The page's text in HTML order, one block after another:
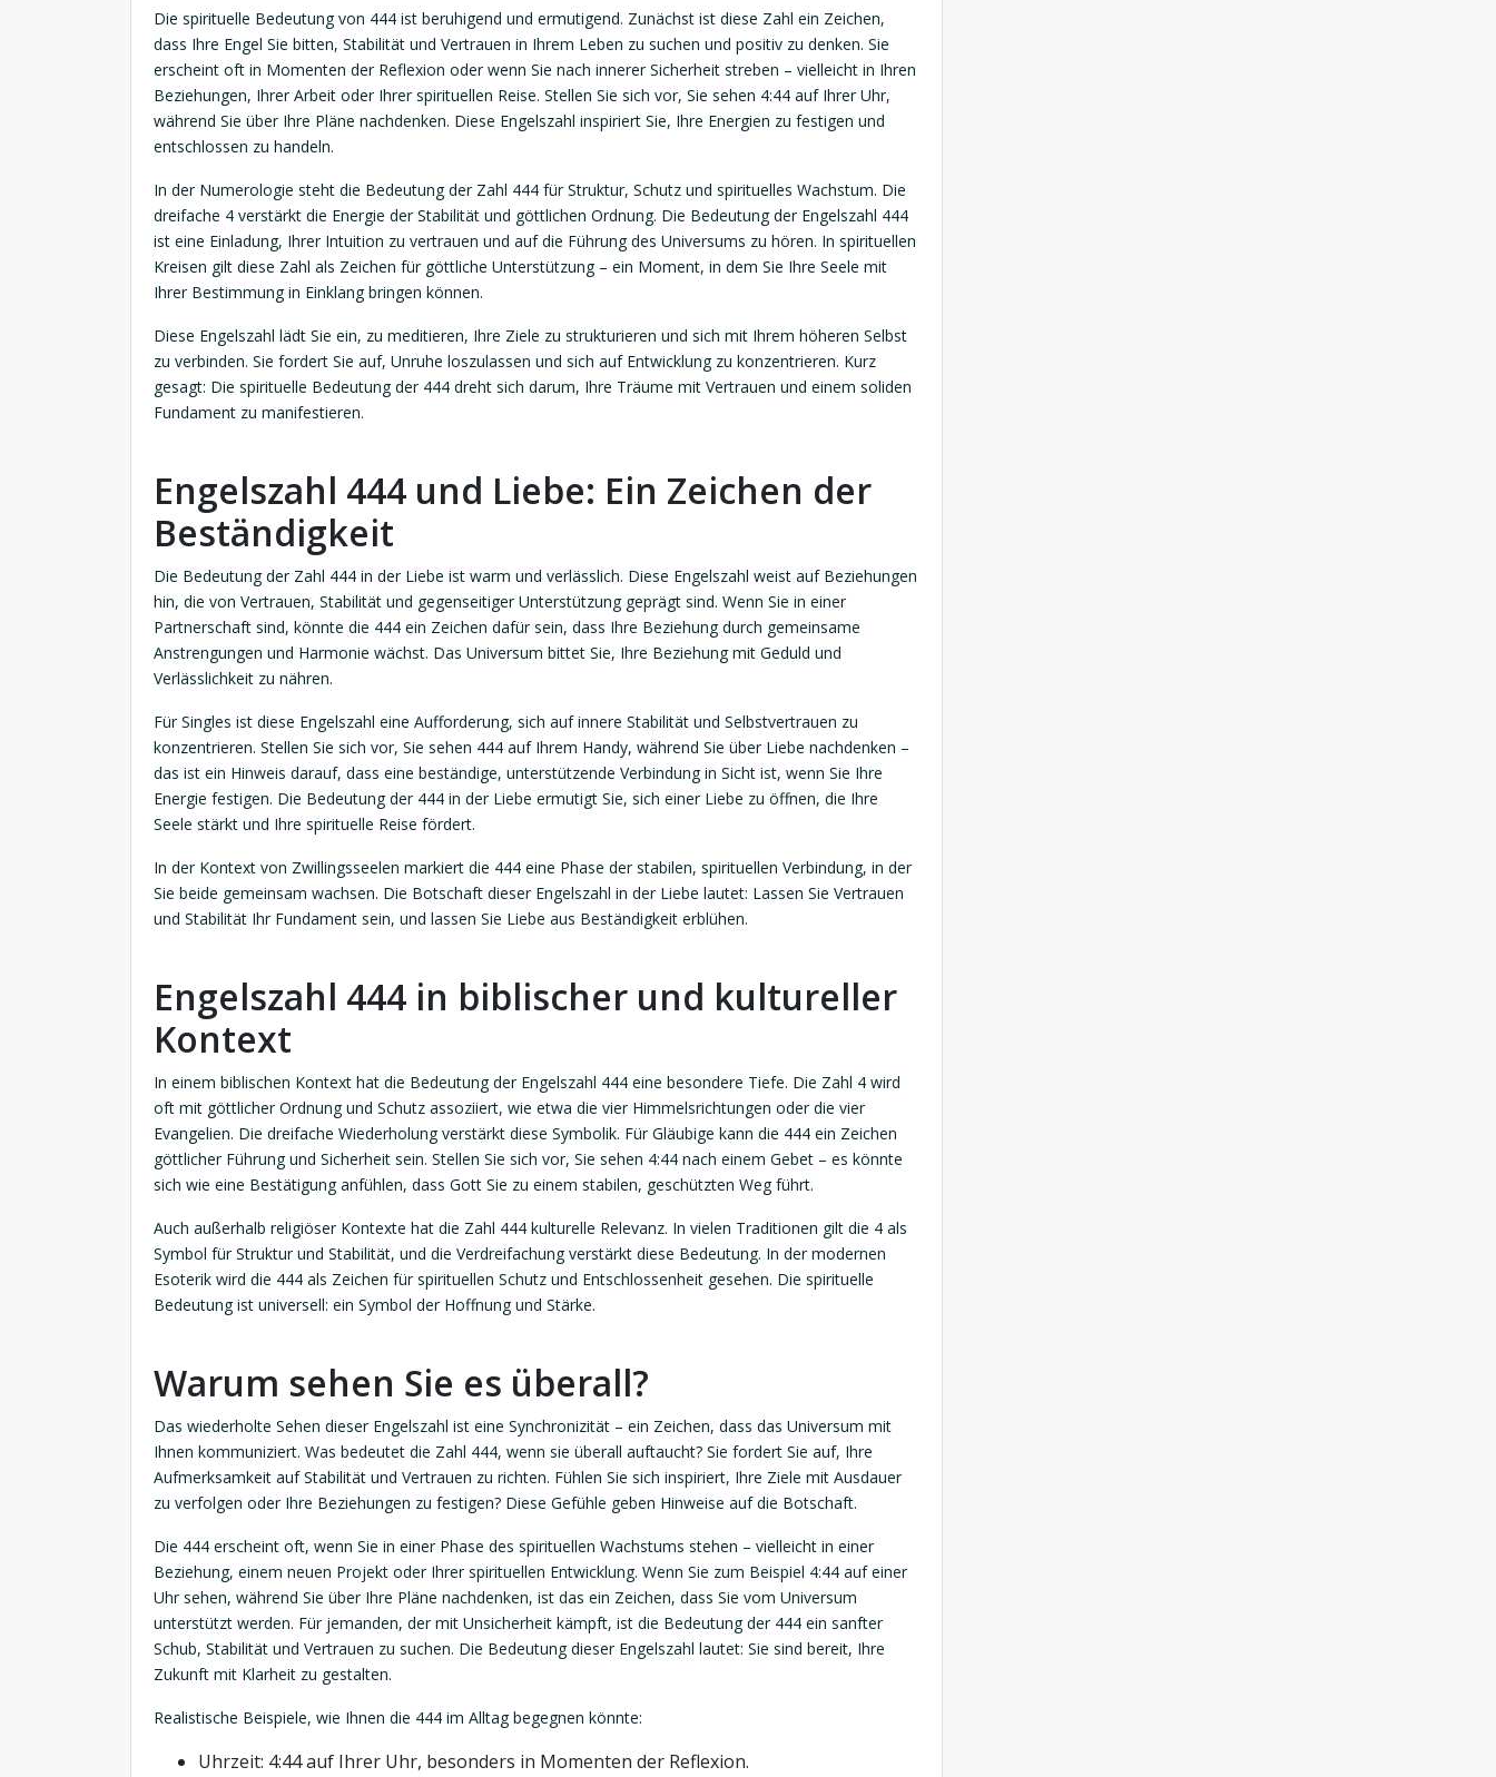
Die spirituelle Bedeutung von 444 ist beruhigend und ermutigend. Zunächst ist diese Zahl ein Zeichen,
dass Ihre Engel Sie bitten, Stabilität und Vertrauen in Ihrem Leben zu suchen und positiv zu denken. Sie
erscheint oft in Momenten der Reflexion oder wenn Sie nach innerer Sicherheit streben – vielleicht in Ihren
Beziehungen, Ihrer Arbeit oder Ihrer spirituellen Reise. Stellen Sie sich vor, Sie sehen 4:44 auf Ihrer Uhr,
während Sie über Ihre Pläne nachdenken. Diese Engelszahl inspiriert Sie, Ihre Energien zu festigen und
entschlossen zu handeln.
In der Numerologie steht die Bedeutung der Zahl 444 für Struktur, Schutz und spirituelles Wachstum. Die
dreifache 4 verstärkt die Energie der Stabilität und göttlichen Ordnung. Die Bedeutung der Engelszahl 444
ist eine Einladung, Ihrer Intuition zu vertrauen und auf die Führung des Universums zu hören. In spirituellen
Kreisen gilt diese Zahl als Zeichen für göttliche Unterstützung – ein Moment, in dem Sie Ihre Seele mit
Ihrer Bestimmung in Einklang bringen können.
Diese Engelszahl lädt Sie ein, zu meditieren, Ihre Ziele zu strukturieren und sich mit Ihrem höheren Selbst
zu verbinden. Sie fordert Sie auf, Unruhe loszulassen und sich auf Entwicklung zu konzentrieren. Kurz
gesagt: Die spirituelle Bedeutung der 444 dreht sich darum, Ihre Träume mit Vertrauen und einem soliden
Fundament zu manifestieren.
Engelszahl 444 und Liebe: Ein Zeichen der
Beständigkeit
Die Bedeutung der Zahl 444 in der Liebe ist warm und verlässlich. Diese Engelszahl weist auf Beziehungen
hin, die von Vertrauen, Stabilität und gegenseitiger Unterstützung geprägt sind. Wenn Sie in einer
Partnerschaft sind, könnte die 444 ein Zeichen dafür sein, dass Ihre Beziehung durch gemeinsame
Anstrengungen und Harmonie wächst. Das Universum bittet Sie, Ihre Beziehung mit Geduld und
Verlässlichkeit zu nähren.
Für Singles ist diese Engelszahl eine Aufforderung, sich auf innere Stabilität und Selbstvertrauen zu
konzentrieren. Stellen Sie sich vor, Sie sehen 444 auf Ihrem Handy, während Sie über Liebe nachdenken –
das ist ein Hinweis darauf, dass eine beständige, unterstützende Verbindung in Sicht ist, wenn Sie Ihre
Energie festigen. Die Bedeutung der 444 in der Liebe ermutigt Sie, sich einer Liebe zu öffnen, die Ihre
Seele stärkt und Ihre spirituelle Reise fördert.
In der Kontext von Zwillingsseelen markiert die 444 eine Phase der stabilen, spirituellen Verbindung, in der
Sie beide gemeinsam wachsen. Die Botschaft dieser Engelszahl in der Liebe lautet: Lassen Sie Vertrauen
und Stabilität Ihr Fundament sein, und lassen Sie Liebe aus Beständigkeit erblühen.
Engelszahl 444 in biblischer und kultureller
Kontext
In einem biblischen Kontext hat die Bedeutung der Engelszahl 444 eine besondere Tiefe. Die Zahl 4 wird
oft mit göttlicher Ordnung und Schutz assoziiert, wie etwa die vier Himmelsrichtungen oder die vier
Evangelien. Die dreifache Wiederholung verstärkt diese Symbolik. Für Gläubige kann die 444 ein Zeichen
göttlicher Führung und Sicherheit sein. Stellen Sie sich vor, Sie sehen 4:44 nach einem Gebet – es könnte
sich wie eine Bestätigung anfühlen, dass Gott Sie zu einem stabilen, geschützten Weg führt.
Auch außerhalb religiöser Kontexte hat die Zahl 444 kulturelle Relevanz. In vielen Traditionen gilt die 4 als
Symbol für Struktur und Stabilität, und die Verdreifachung verstärkt diese Bedeutung. In der modernen
Esoterik wird die 444 als Zeichen für spirituellen Schutz und Entschlossenheit gesehen. Die spirituelle
Bedeutung ist universell: ein Symbol der Hoffnung und Stärke.
Warum sehen Sie es überall?
Das wiederholte Sehen dieser Engelszahl ist eine Synchronizität – ein Zeichen, dass das Universum mit
Ihnen kommuniziert. Was bedeutet die Zahl 444, wenn sie überall auftaucht? Sie fordert Sie auf, Ihre
Aufmerksamkeit auf Stabilität und Vertrauen zu richten. Fühlen Sie sich inspiriert, Ihre Ziele mit Ausdauer
zu verfolgen oder Ihre Beziehungen zu festigen? Diese Gefühle geben Hinweise auf die Botschaft.
Die 444 erscheint oft, wenn Sie in einer Phase des spirituellen Wachstums stehen – vielleicht in einer
Beziehung, einem neuen Projekt oder Ihrer spirituellen Entwicklung. Wenn Sie zum Beispiel 4:44 auf einer
Uhr sehen, während Sie über Ihre Pläne nachdenken, ist das ein Zeichen, dass Sie vom Universum
unterstützt werden. Für jemanden, der mit Unsicherheit kämpft, ist die Bedeutung der 444 ein sanfter
Schub, Stabilität und Vertrauen zu suchen. Die Bedeutung dieser Engelszahl lautet: Sie sind bereit, Ihre
Zukunft mit Klarheit zu gestalten.
Realistische Beispiele, wie Ihnen die 444 im Alltag begegnen könnte:
Uhrzeit: 4:44 auf Ihrer Uhr, besonders in Momenten der Reflexion.